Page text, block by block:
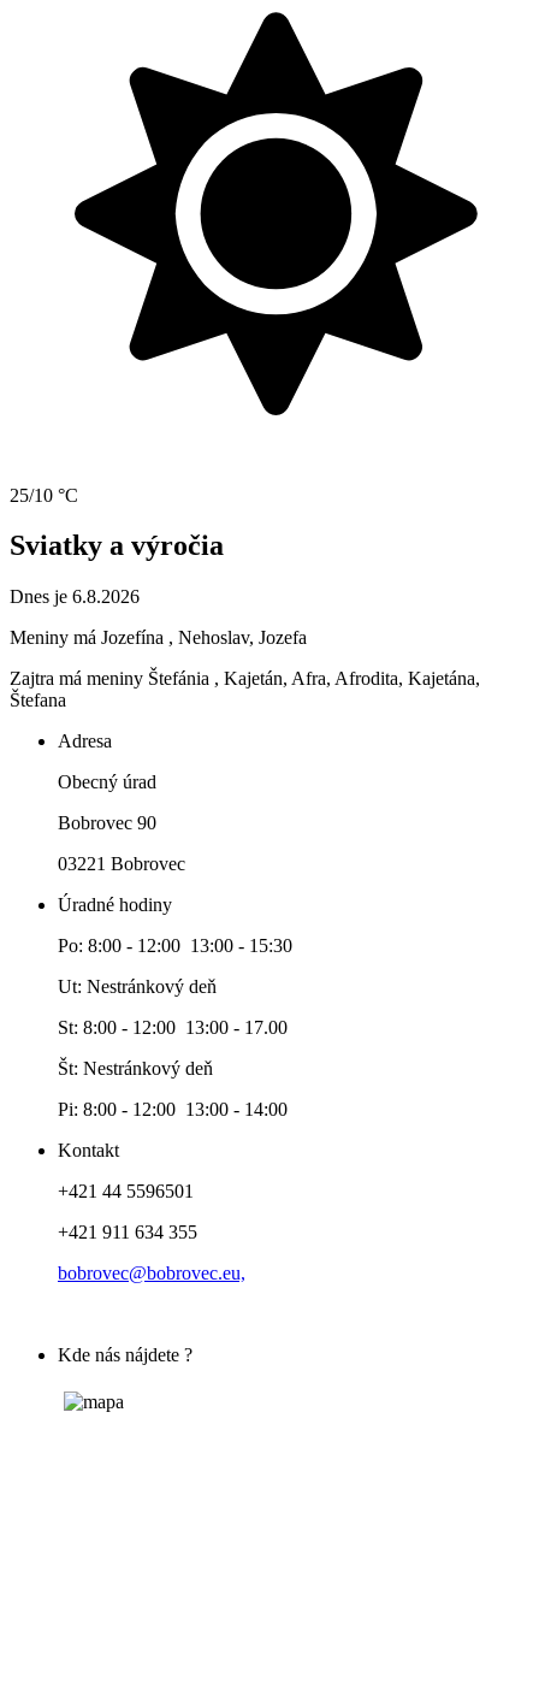
25/10 °C
Sviatky a výročia
Dnes je 6.8.2026
Meniny má Jozefína , Nehoslav, Jozefa
Zajtra má meniny Štefánia , Kajetán, Afra, Afrodita, Kajetána,
Štefana
Adresa
Obecný úrad
Bobrovec 90
03221 Bobrovec
Úradné hodiny
Po: 8:00 - 12:00 13:00 - 15:30
Ut: Nestránkový deň
St: 8:00 - 12:00 13:00 - 17.00
Št: Nestránkový deň
Pi: 8:00 - 12:00 13:00 - 14:00
Kontakt
+421 44 5596501
+421 911 634 355
bobrovec@bobrovec.eu,
Kde nás nájdete ?